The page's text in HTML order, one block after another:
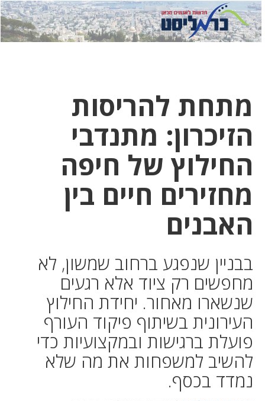
לחץ
כאן
לחץ
כדי
מתחת להריסות
הזיכרון: מתנדבי
החילוץ של חיפה
מחזירים חיים בין
האבנים
בבניין שנפגע ברחוב שמשון, לא
מחפשים רק ציוד אלא רגעים
שנשארו מאחור. יחידת החילוץ
העירונית בשיתוף פיקוד העורף
פועלת ברגישות ובמקצועיות כדי
להשיב למשפחות את מה שלא
נמדד בכסף.